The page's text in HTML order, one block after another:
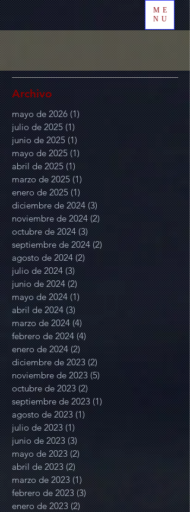
ME
NU
Archivo
mayo de 2026 (1)1 entrada
julio de 2025 (1)1 entrada
junio de 2025 (1)1 entrada
mayo de 2025 (1)1 entrada
abril de 2025 (1)1 entrada
marzo de 2025 (1)1 entrada
enero de 2025 (1)1 entrada
diciembre de 2024 (3)3 entradas
noviembre de 2024 (2)2 entradas
octubre de 2024 (3)3 entradas
septiembre de 2024 (2)2 entradas
agosto de 2024 (2)2 entradas
julio de 2024 (3)3 entradas
junio de 2024 (2)2 entradas
mayo de 2024 (1)1 entrada
abril de 2024 (3)3 entradas
marzo de 2024 (4)4 entradas
febrero de 2024 (4)4 entradas
enero de 2024 (2)2 entradas
diciembre de 2023 (2)2 entradas
noviembre de 2023 (5)5 entradas
octubre de 2023 (2)2 entradas
septiembre de 2023 (1)1 entrada
agosto de 2023 (1)1 entrada
julio de 2023 (1)1 entrada
junio de 2023 (3)3 entradas
mayo de 2023 (2)2 entradas
abril de 2023 (2)2 entradas
marzo de 2023 (1)1 entrada
febrero de 2023 (3)3 entradas
enero de 2023 (2)2 entradas